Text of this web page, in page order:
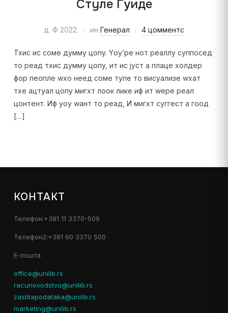
Стyле Гуиде
д. Ф 2022. ин Генерал 4 цомментс
Тхис ис соме думмy цопy. Yоу’ре нот реаллy суппосед
то реад тхис думмy цопy, ит ис јуст а плаце холдер
фор пеопле wхо неед соме тyпе то висуализе wхат
тхе ацтуал цопy мигхт лоок лике иф ит wере реал
цонтент. Иф yоу wант то реад, И мигхт суггест а гоод
[…]
КОНТАКТ
Телефон:+381 11 3370-509
Телефон2:+381 60 3370 500
Е-пошта
office@unilib.rs
racunovodstvo@unilib.rs
zastitapodataka@unilib.rs
marketing@unilib.rs